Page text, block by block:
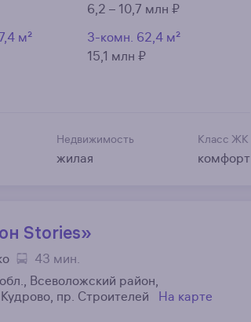
6,2 – 10,7 млн ₽
м²
3-комн. 62,4 м²
15,1 млн ₽
Недвижимость
жилая
Класс ЖК
комфорт
Stories»
43 мин.
Всеволожский район,
пр. Строителей
На карте